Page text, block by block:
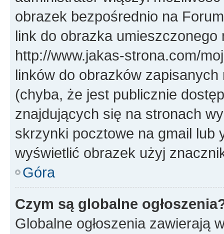
obrazek bezpośrednio na
link do obrazka
http://www.jakas-strona.com/
linków do obrazków
(chyba, że jest publicznie
znajdujących się na stronach
skrzynki pocztowe na gmail lub
wyświetlić obrazek użyj
Góra
Czym są globalne
Globalne ogłoszenia zawierają